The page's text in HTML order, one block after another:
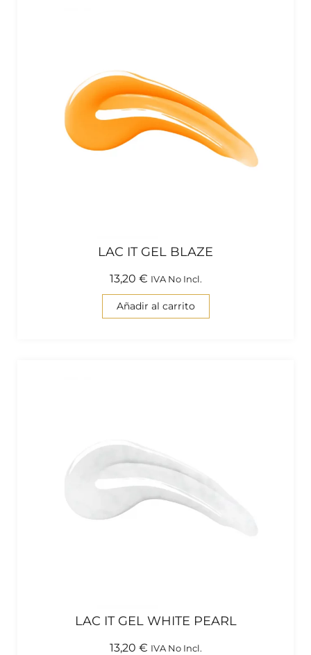
LAC IT GEL BLAZE
13,20 € IVA No Incl.
Añadir al carrito
LAC IT GEL WHITE PEARL
13,20 € IVA No Incl.